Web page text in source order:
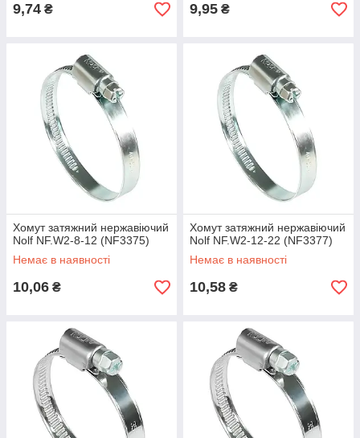
9,74 ₴ 9,95 ₴
Хомут затяжний нержавіючий
Nolf NF.W2-8-12 (NF3375)
Немає в наявності
10,06 ₴
Хомут затяжний нержавіючий
Nolf NF.W2-12-22 (NF3377)
Немає в наявності
10,58 ₴